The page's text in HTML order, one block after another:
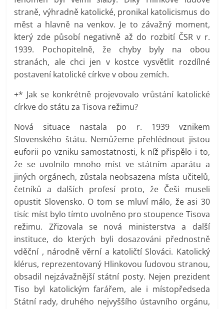
straně, výhradně katolické, pronikal katolicismus do
měst a hlavně na venkov. Je to závažný moment,
který zde působí negativně až do rozbití ČSR v r.
1939. Pochopitelně, že chyby byly na obou
stranách, ale chci jen v kostce vysvětlit rozdílné
postavení katolické církve v obou zemích.
+* Jak se konkrétně projevovalo vrůstání katolické
církve do státu za Tisova režimu?
Nová situace nastala po r. 1939 vznikem
Slovenského štátu. Nemůžeme přehlédnout jistou
euforii po vzniku samostatnosti, k níž přispělo i to,
že se uvolnilo mnoho míst ve státním aparátu a
jiných orgánech, zůstala neobsazena místa učitelů,
četníků a dalších profesí proto, že Češi museli
opustit Slovensko. O tom se mluví málo, že asi 30
tisíc míst bylo tímto uvolněno pro stoupence Tisova
režimu. Zřizovala se nová ministerstva a další
instituce, do kterých byli dosazováni přednostně
vděční , národně věrní a katoličtí Slováci. Katolický
klérus, reprezentovaný Hlinkovou ľudovou stranou,
obsadil nejzávažnější státní posty. Nejen prezident
Tiso byl katolickým farářem, ale i místopředseda
Státní rady, druhého nejvyššího ústavního orgánu,